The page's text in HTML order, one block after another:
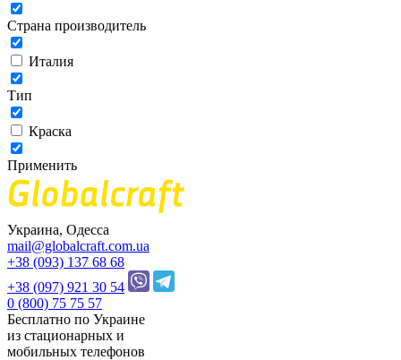
Страна производитель
Италия
Тип
Краска
Применить
Украина, Одесса
mail@globalcraft.com.ua
+38 (093) 137 68 68
+38 (097) 921 30 54
0 (800) 75 75 57
Бесплатно по Украине
из стационарных и
мобильных телефонов